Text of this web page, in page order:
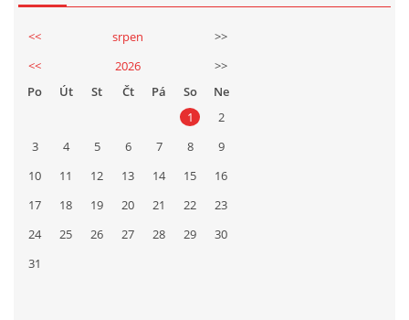
<< srpen
>>
<<
2026
>>
Po
Út St Čt Pá So
Ne
1
2
3
4 5 6 7 8
9
10
11 12 13 14 15
16
17
18 19 20 21 22
23
24
25 26 27 28 29
30
31